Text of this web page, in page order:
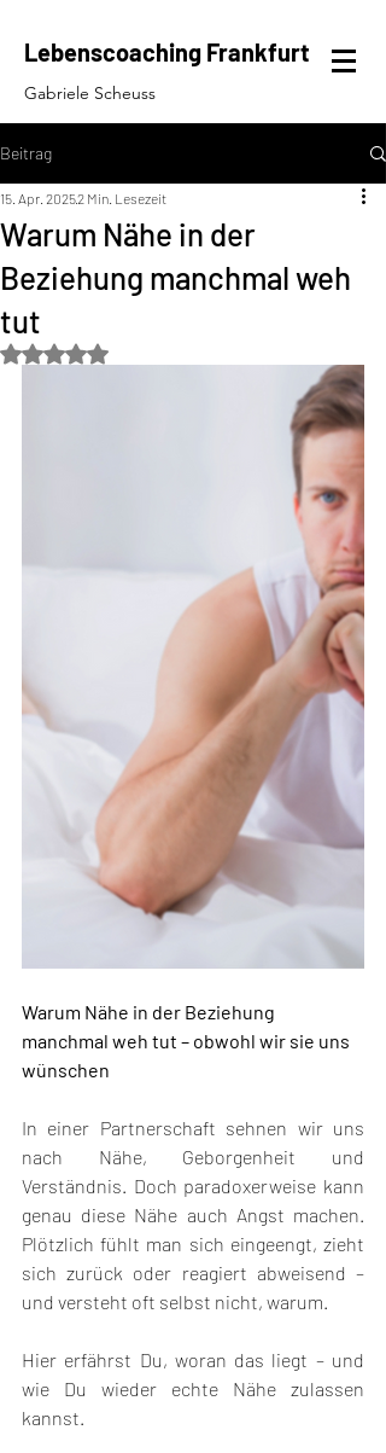
Lebenscoaching Frankfurt
Gabriele Scheuss
Beitrag
Warum Nähe in der
Beziehung manchmal weh
tut
15. Apr. 20252 Min. Lesezeit
Mit NaN von 5 Sternen bewertet.
Warum Nähe in der Beziehung
manchmal weh tut – obwohl wir sie uns
wünschen
In einer Partnerschaft sehnen wir uns
nach Nähe, Geborgenheit und
Verständnis. Doch paradoxerweise kann
genau diese Nähe auch Angst machen.
Plötzlich fühlt man sich eingeengt, zieht
sich zurück oder reagiert abweisend –
und versteht oft selbst nicht, warum.
Hier erfährst Du, woran das liegt – und
wie Du wieder echte Nähe zulassen
kannst.